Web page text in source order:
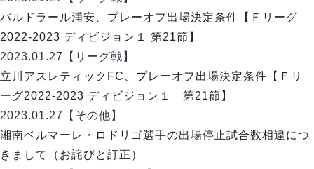
選手の通算記録（Ｆ２）
ヴォスクオーレ仙台
マルバ水戸FC
リガーレヴィア葛飾
Y．S．C．C．横浜
ヴィンセドール白山
アグレミーナ浜松
バルドラール浦安、プレーオフ出場決定条件【Ｆリーグ
2022-2023 ディビジョン１ 第21節】
2023.01.27
【リーグ戦】
立川アスレティックFC、プレーオフ出場決定条件【Ｆリ
ーグ2022-2023 ディビジョン１ 第21節】
2023.01.27
【その他】
湘南ベルマーレ・ロドリゴ選手の出場停止試合数相違につ
きまして（お詫びと訂正）